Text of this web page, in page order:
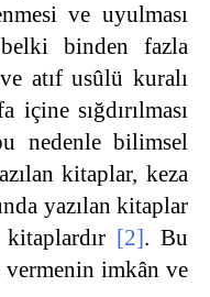
ve uyulması
binden fazla
atıf usûlü kuralı
içine sığdırılması
nedenle bilimsel
kitaplar, keza
yazılan kitaplar
[2]. Bu
imkân ve